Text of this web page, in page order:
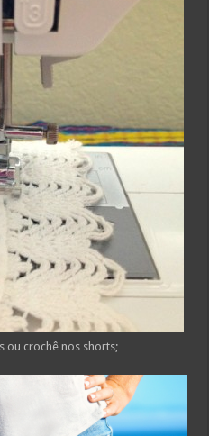
ou crochê nos shorts;